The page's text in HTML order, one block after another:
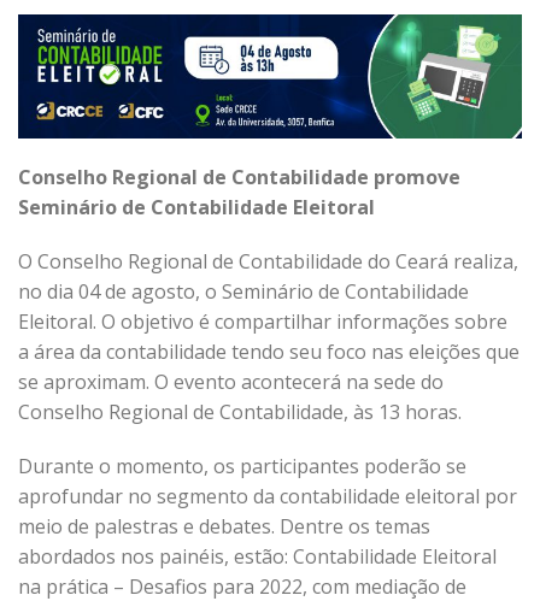
Conselho Regional de Contabilidade promove
Seminário de Contabilidade Eleitoral
O Conselho Regional de Contabilidade do Ceará realiza,
no dia 04 de agosto, o Seminário de Contabilidade
Eleitoral. O objetivo é compartilhar informações sobre
a área da contabilidade tendo seu foco nas eleições que
se aproximam. O evento acontecerá na sede do
Conselho Regional de Contabilidade, às 13 horas.
Durante o momento, os participantes poderão se
aprofundar no segmento da contabilidade eleitoral por
meio de palestras e debates. Dentre os temas
abordados nos painéis, estão: Contabilidade Eleitoral
na prática – Desafios para 2022, com mediação de